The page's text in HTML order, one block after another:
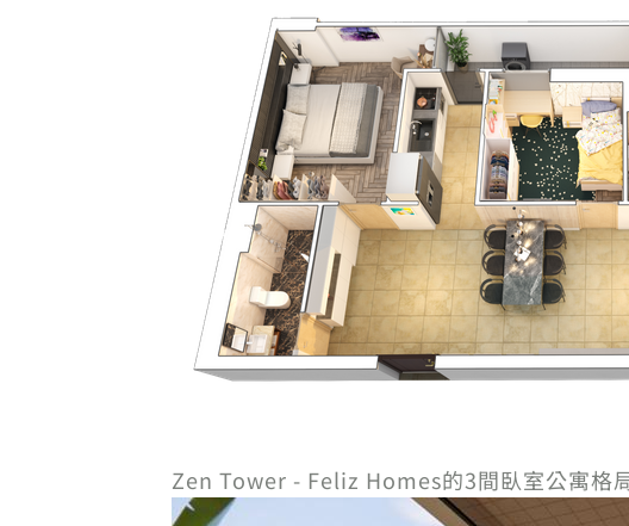
Zen Tower - Feliz Homes的3間臥室公寓格